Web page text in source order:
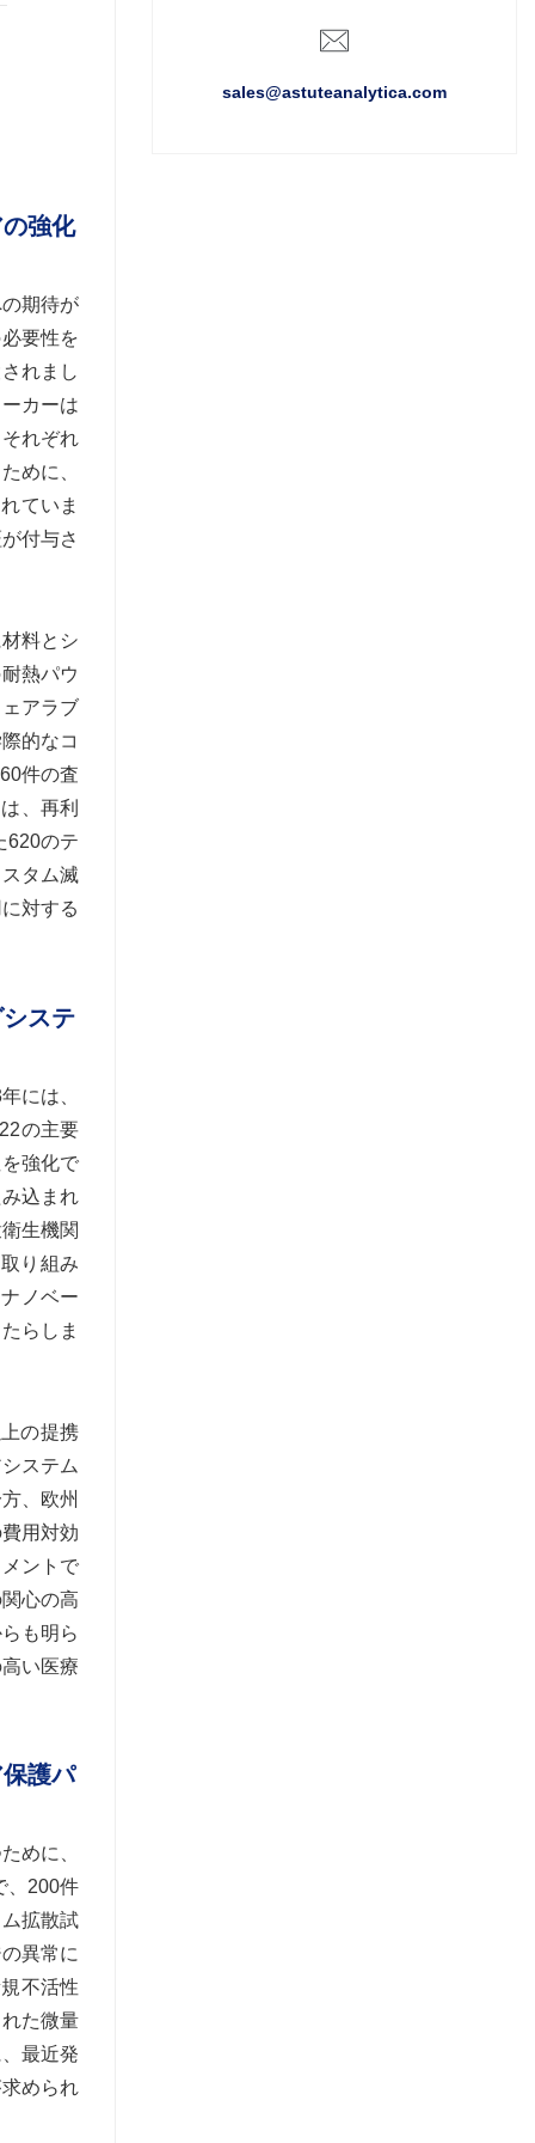
強化
期待が
要性を
れまし
カーは
れぞれ
めに、
ていま
付与さ
料とシ
熱パウ
アラブ
的なコ
件の査
、再利
620のテ
タム滅
対する
ステ
には、
の主要
強化で
込まれ
生機関
り組み
ノベー
らしま
の提携
ステム
、欧州
用対効
ントで
心の高
も明ら
い医療
護パ
めに、
、200件
拡散試
異常に
不活性
た微量
最近発
められ
sales@astuteanalytica.com